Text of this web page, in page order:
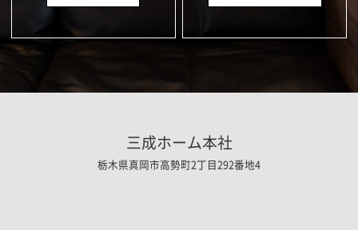
三成ホーム本社
栃木県真岡市高勢町2丁目292番地4